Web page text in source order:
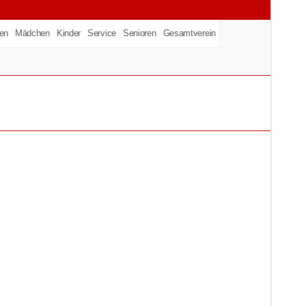
Mädchen Kinder Service Senioren Gesamtverein